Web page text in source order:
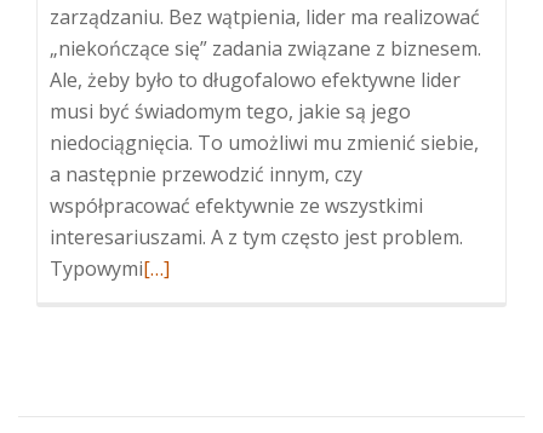
zarządzaniu. Bez wątpienia, lider ma realizować
„niekończące się” zadania związane z biznesem.
Ale, żeby było to długofalowo efektywne lider
musi być świadomym tego, jakie są jego
niedociągnięcia. To umożliwi mu zmienić siebie,
a następnie przewodzić innym, czy
współpracować efektywnie ze wszystkimi
interesariuszami. A z tym często jest problem.
TypowymiWięcej
[…]